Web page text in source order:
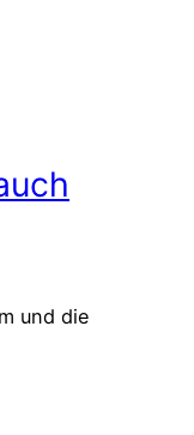
und die